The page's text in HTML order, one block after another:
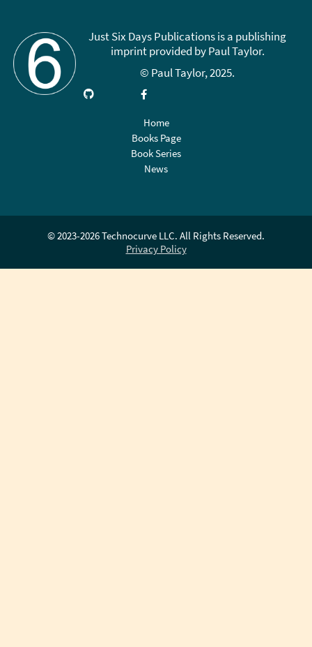
Just Six Days Publications is a publishing
imprint provided by Paul Taylor.
© Paul Taylor, 2025.
Visit
LinkedIn
Follow
(Twitter)
Like
Facebook
YouTube
Home
Books Page
Book Series
News
© 2023-2026 Technocurve LLC. All Rights Reserved.
Privacy Policy